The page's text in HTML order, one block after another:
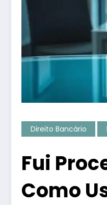
Direito Bancário
Fui
Como